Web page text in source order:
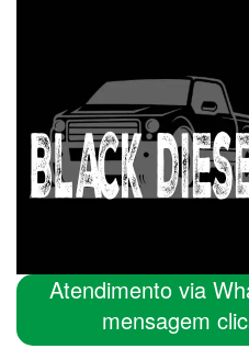
Atendimento via
mensagem